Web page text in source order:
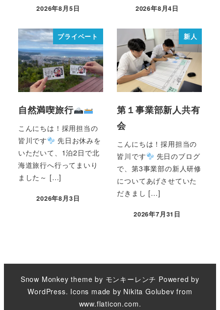
2026年8月5日 2026年8月4日
プライベート
自然満喫旅行
こんにちは！採用担当の
皆川です
先日お休みを
いただいて、1泊2日で北
海道旅行へ行ってまいり
ました～ […]
2026年8月3日
新人
第１事業部新人共有
会
こんにちは！採用担当の
皆川です
先日のブログ
で、第3事業部の新人研修
についてあげさせていた
だきまし […]
2026年7月31日
Snow Monkey theme by モンキーレンチ Powered by
WordPress. Icons made by Nikita Golubev from
www.flaticon.com.